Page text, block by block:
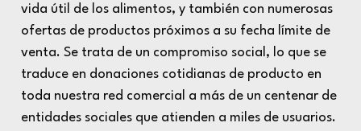
vida útil de los alimentos, y también con numerosas
ofertas de productos próximos a su fecha límite de
venta. Se trata de un compromiso social, lo que se
traduce en donaciones cotidianas de producto en
toda nuestra red comercial a más de un centenar de
entidades sociales que atienden a miles de usuarios.